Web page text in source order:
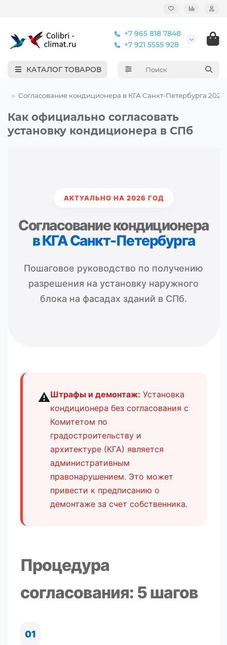
+7 965 818 7848
+7 921 5555 928
КАТАЛОГ ТОВАРОВ
Согласование кондиционера в КГА Санкт-Петербурга 2026
Как официально согласовать
установку кондиционера в СПб
АКТУАЛЬНО НА 2026 ГОД
Согласование кондиционера
в КГА Санкт-Петербурга
Пошаговое руководство по получению
разрешения на установку наружного
блока на фасадах зданий в СПб.
⚠️Штрафы и демонтаж: Установка
кондиционера без согласования с
Комитетом по
градостроительству и
архитектуре (КГА) является
административным
правонарушением. Это может
привести к предписанию о
демонтаже за счет собственника.
Процедура
согласования: 5 шагов
01